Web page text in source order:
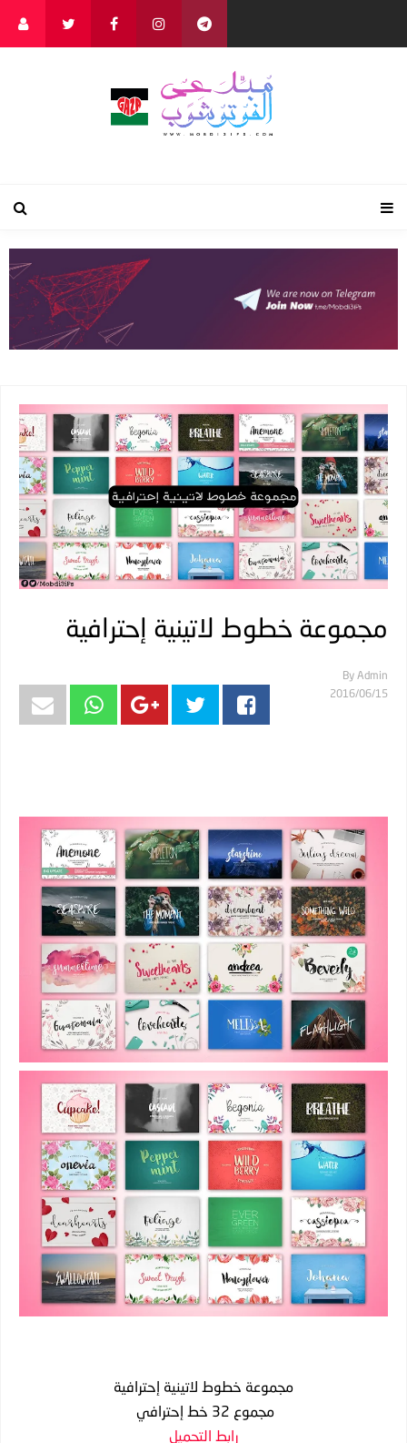
مجموعة خطوط لاتينية إحترافية
By Admin
15‏/06‏/2016
مجموعة خطوط لاتينية إحترافية
مجموع 32 خط إحترافي
رابط التحميل